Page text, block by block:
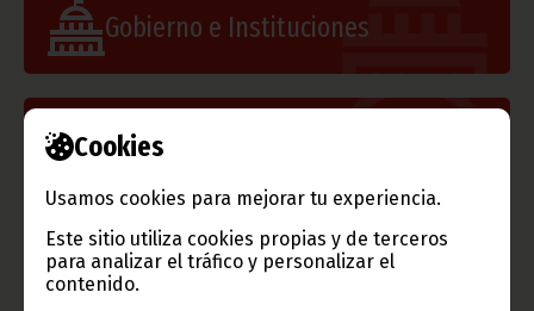
Cookies
Usamos cookies para mejorar tu experiencia.
Este sitio utiliza cookies propias y de terceros
para analizar el tráfico y personalizar el
contenido.
Gobierno e Instituciones
Información de Guinea Ecuatorial
TVGE